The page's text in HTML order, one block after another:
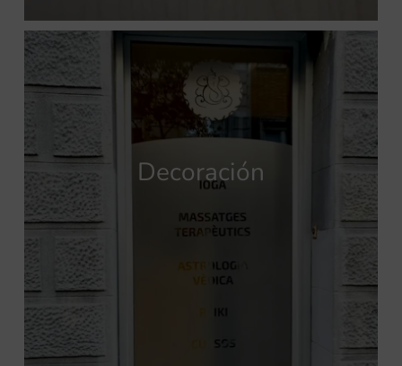
Decoración